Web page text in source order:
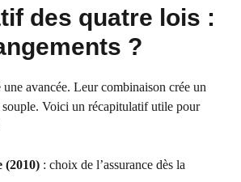
des quatre lois :
?
avancée. Leur combinaison crée un
souple. Voici un récapitulatif utile pour
(2010) : choix de l’assurance dès la